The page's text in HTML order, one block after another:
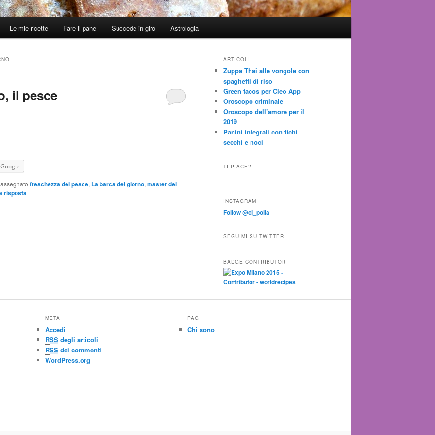
Le mie ricette Fare il pane Succede in giro Astrologia
il pesce
Google
freschezza del pesce, La barca del giorno,master del
risposta
ARTICOLI
Zuppa Thai alle vongole con
spaghetti di riso
Green tacos per Cleo App
Oroscopo criminale
Oroscopo dell’amore per il
2019
Panini integrali con fichi
secchi e noci
TI PIACE?
INSTAGRAM
Follow @ci_polla
SEGUIMI SU TWITTER
BADGE CONTRIBUTOR
META
Accedi
RSSdegli articoli
RSSdei commenti
WordPress.org
PAG
Chi sono